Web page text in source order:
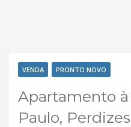
VENDA PRONTO NOVO
Apartamento
Paulo,